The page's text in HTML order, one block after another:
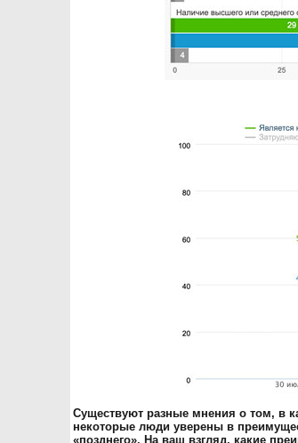
Существуют разные мнения о том, в
некоторые люди уверены в
«позднего». На ваш взгляд, какие